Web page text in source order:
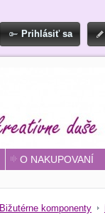
Prihlásiť sa
O NAKUPOVANÍ
Bižutérne komponenty